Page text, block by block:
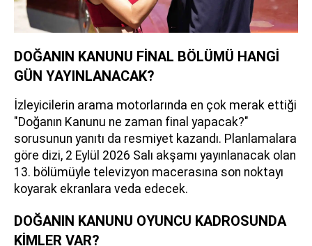
DOĞANIN KANUNU FİNAL BÖLÜMÜ HANGİ
GÜN YAYINLANACAK?
İzleyicilerin arama motorlarında en çok merak ettiği
"Doğanın Kanunu ne zaman final yapacak?"
sorusunun yanıtı da resmiyet kazandı. Planlamalara
göre dizi, 2 Eylül 2026 Salı akşamı yayınlanacak olan
13. bölümüyle televizyon macerasına son noktayı
koyarak ekranlara veda edecek.
DOĞANIN KANUNU OYUNCU KADROSUNDA
KİMLER VAR?